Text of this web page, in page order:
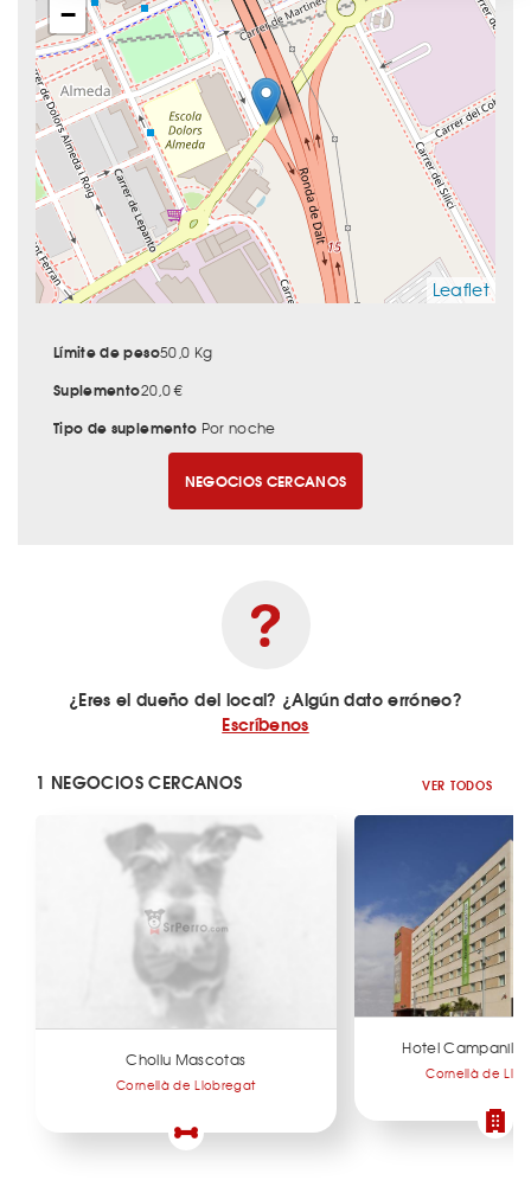
−
Leaflet
Límite de peso50,0 Kg
Suplemento20,0 €
Tipo de suplemento Por noche
NEGOCIOS CERCANOS
¿Eres el dueño del local? ¿Algún dato erróneo?
Escríbenos
1 NEGOCIOS CERCANOS VER TODOS
Chollu Mascotas
Cornellà de Llobregat
Hotel Campanile
Cornellà de